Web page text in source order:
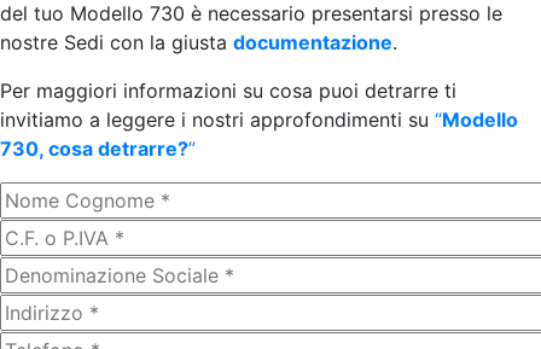
del tuo Modello 730 è necessario presentarsi presso le
nostre Sedi con la giusta documentazione.
Per maggiori informazioni su cosa puoi detrarre ti
invitiamo a leggere i nostri approfondimenti su “Modello
730, cosa detrarre?”